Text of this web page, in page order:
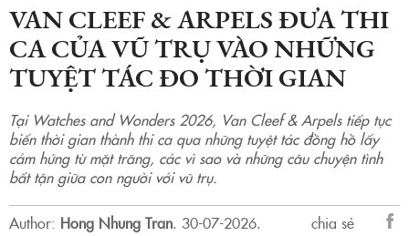
VAN CLEEF & ARPELS ĐƯA THI
CA CỦA VŨ TRỤ VÀO NHỮNG
TUYỆT TÁC ĐO THỜI GIAN
Tại Watches and Wonders 2026, Van Cleef & Arpels tiếp tục
biến thời gian thành thi ca qua những tuyệt tác đồng hồ lấy
cảm hứng từ mặt trăng, các vì sao và những câu chuyện tình
bất tận giữa con người với vũ trụ.
Author: Hong Nhung Tran. 30-07-2026.
chia sẻ